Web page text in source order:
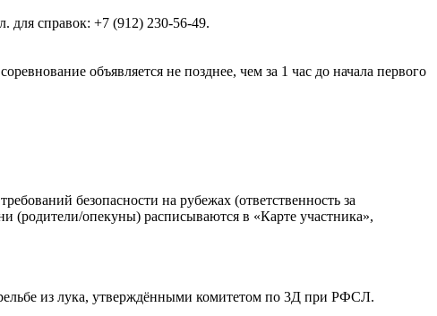
для справок: +7 (912) 230-56-49.
объявляется не позднее, чем за 1 час до начала первого
безопасности на рубежах (ответственность за
(родители/опекуны) расписываются в «Карте участника»,
из лука, утверждёнными комитетом по 3Д при РФСЛ.